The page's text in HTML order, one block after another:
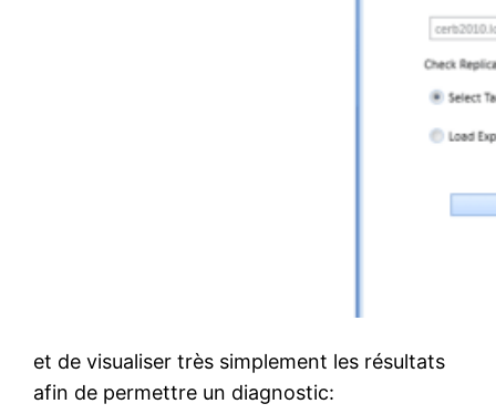
et de visualiser très simplement les résultats
afin de permettre un diagnostic: